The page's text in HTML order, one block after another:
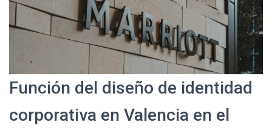
Función del diseño de identidad
corporativa en Valencia en el